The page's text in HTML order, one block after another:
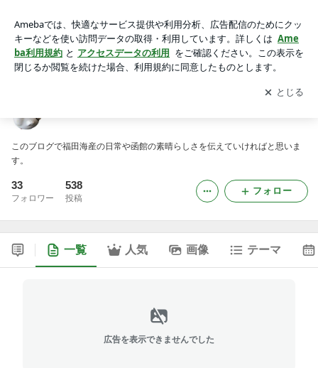
アプリをダウンロードして ブログの更新通知
を受け取りまし
ょう。
開く
このブログで福田海産の日常や函館の素晴らしさを伝えていければと思いま
す。
33
フォロワー
538
投稿
フォロー
一覧 人気 画像 テーマ
広告を表示できませんでした